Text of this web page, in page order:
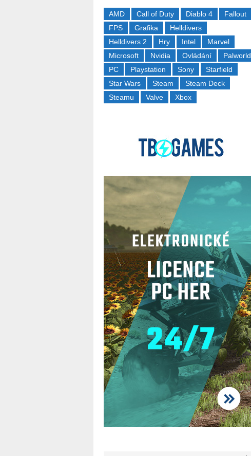
AMD Call of Duty Diablo 4
Fallout
FPS
Grafika
Helldivers
Helldivers 2
Hry Intel
Marvel
Microsoft
Nvidia Ovládání
Palworld
PC
Playstation Sony
Starfield
Star Wars
Steam
Steam Deck
Steamu
Valve Xbox